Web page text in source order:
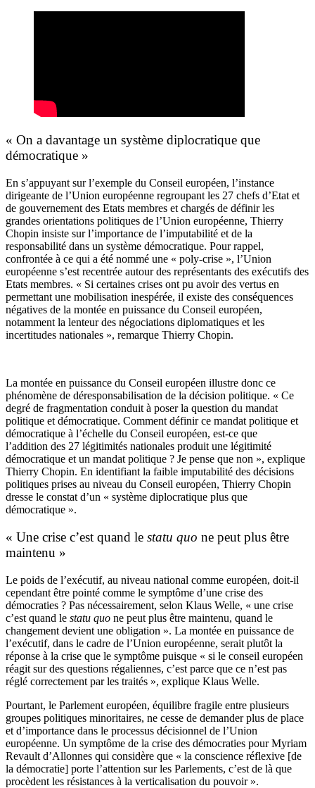
« On a davantage un système diplocratique que
démocratique »
En s’appuyant sur l’exemple du Conseil européen, l’instance
dirigeante de l’Union européenne regroupant les 27 chefs d’Etat et
de gouvernement des Etats membres et chargés de définir les
grandes orientations politiques de l’Union européenne, Thierry
Chopin insiste sur l’importance de l’imputabilité et de la
responsabilité dans un système démocratique. Pour rappel,
confrontée à ce qui a été nommé une « poly-crise », l’Union
européenne s’est recentrée autour des représentants des exécutifs des
Etats membres. « Si certaines crises ont pu avoir des vertus en
permettant une mobilisation inespérée, il existe des conséquences
négatives de la montée en puissance du Conseil européen,
notamment la lenteur des négociations diplomatiques et les
incertitudes nationales », remarque Thierry Chopin.
La montée en puissance du Conseil européen illustre donc ce
phénomène de déresponsabilisation de la décision politique. « Ce
degré de fragmentation conduit à poser la question du mandat
politique et démocratique. Comment définir ce mandat politique et
démocratique à l’échelle du Conseil européen, est-ce que
l’addition des 27 légitimités nationales produit une légitimité
démocratique et un mandat politique ? Je pense que non », explique
Thierry Chopin. En identifiant la faible imputabilité des décisions
politiques prises au niveau du Conseil européen, Thierry Chopin
dresse le constat d’un « système diplocratique plus que
démocratique ».
« Une crise c’est quand le statu quo ne peut plus être
maintenu »
Le poids de l’exécutif, au niveau national comme européen, doit-il
cependant être pointé comme le symptôme d’une crise des
démocraties ? Pas nécessairement, selon Klaus Welle, « une crise
c’est quand le statu quo ne peut plus être maintenu, quand le
changement devient une obligation ». La montée en puissance de
l’exécutif, dans le cadre de l’Union européenne, serait plutôt la
réponse à la crise que le symptôme puisque « si le conseil européen
réagit sur des questions régaliennes, c’est parce que ce n’est pas
réglé correctement par les traités », explique Klaus Welle.
Pourtant, le Parlement européen, équilibre fragile entre plusieurs
groupes politiques minoritaires, ne cesse de demander plus de place
et d’importance dans le processus décisionnel de l’Union
européenne. Un symptôme de la crise des démocraties pour Myriam
Revault d’Allonnes qui considère que « la conscience réflexive [de
la démocratie] porte l’attention sur les Parlements, c’est de là que
procèdent les résistances à la verticalisation du pouvoir ».